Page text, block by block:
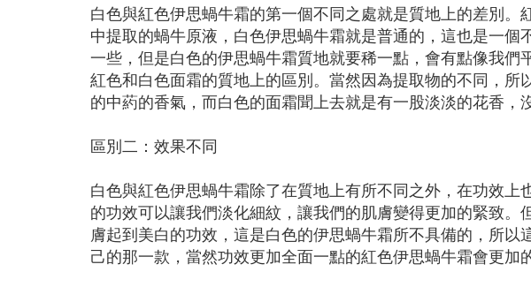
白色與紅色伊思蝸牛霜的第一個不同之處就是質地上的差別
中提取的蝸牛原液，白色伊思蝸牛霜就是普通的，這也是一
一些，但是白色的伊思蝸牛霜質地就要稀一點，會有點像我
紅色和白色面霜的質地上的區別。當然因為提取物的不同，
的中葯的香氣，而白色的面霜聞上去就是有一股淡淡的花香，
區別二：效果不同
白色與紅色伊思蝸牛霜除了在質地上有所不同之外，在功效
的功效可以讓我們淡化細紋，讓我們的肌膚變得更加的緊致
膚起到美白的功效，這是白色的伊思蝸牛霜所不具備的，所
己的那一款，當然功效更加全面一點的紅色伊思蝸牛霜會更加